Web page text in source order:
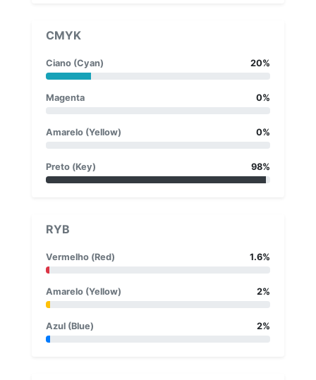
CMYK
Ciano (Cyan) 20%
Magenta 0%
Amarelo (Yellow) 0%
Preto (Key) 98%
RYB
Vermelho (Red) 1.6%
Amarelo (Yellow) 2%
Azul (Blue) 2%